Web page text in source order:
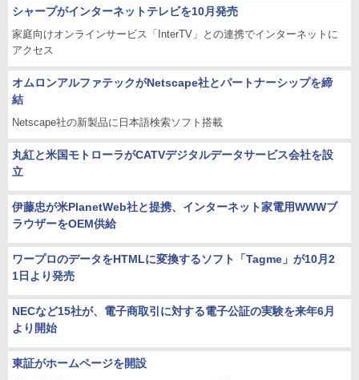
シャープがインターネットテレビを10月発売
家庭向けオンラインサービス「InterTV」との連携でインターネットに
アクセス
オムロンアルファテックがNetscape社とパートナーシップを締
結
Netscape社の新製品に日本語検索ソフト搭載
丸紅と米国モトローラがCATVデジタルデータサービス会社を設
立
伊藤忠が米PlanetWeb社と提携、インターネット家電用WWWブ
ラウザーをOEM供給
ワープロのデータをHTMLに変換するソフト「Tagme」が10月2
1日より発売
NECなど15社が、電子商取引に対する電子公証の実験を来年6月
より開始
東証がホームページを開設